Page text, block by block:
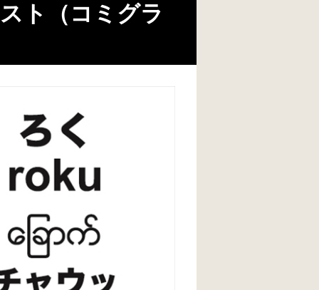
ト（コミグラ